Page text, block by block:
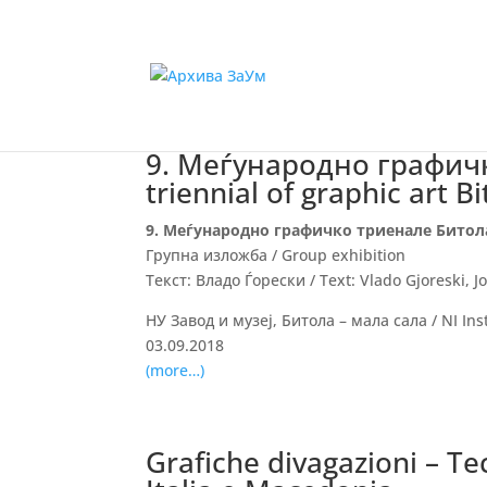
9. Меѓународно
triennial of graphic art
9. Меѓународно графичко триенале
Групна изложба / Group exhibition
Текст: Владо Ѓорески / Text: Vlado Gjoreski,
НУ Завод и музеј, Битола – мала сала / NI
03.09.2018
(more…)
Grafiche divagazioni –